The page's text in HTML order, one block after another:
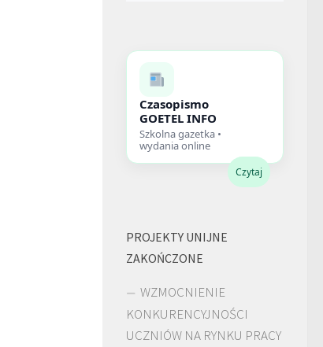
Czasopismo
GOETEL INFO
Szkolna gazetka •
wydania online
Czytaj
PROJEKTY UNIJNE
ZAKOŃCZONE
WZMOCNIENIE
KONKURENCYJNOŚCI
UCZNIÓW NA RYNKU PRACY